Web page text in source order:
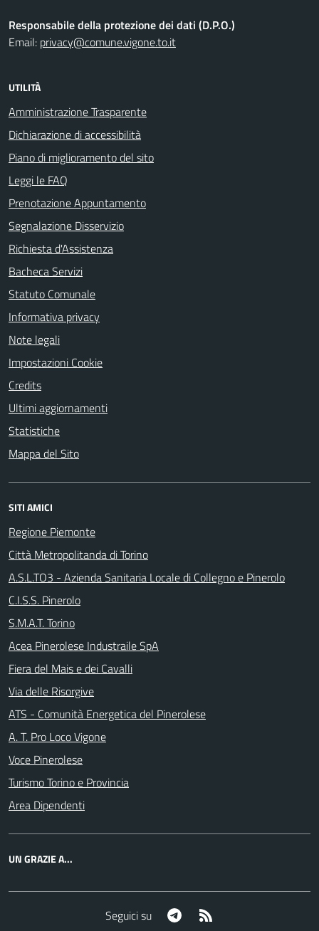
Responsabile della protezione dei dati (D.P.O.)
Email: privacy@comune.vigone.to.it
UTILITÀ
Amministrazione Trasparente
Dichiarazione di accessibilità
Piano di miglioramento del sito
Leggi le FAQ
Prenotazione Appuntamento
Segnalazione Disservizio
Richiesta d'Assistenza
Bacheca Servizi
Statuto Comunale
Informativa privacy
Note legali
Impostazioni Cookie
Credits
Ultimi aggiornamenti
Statistiche
Mappa del Sito
SITI AMICI
Regione Piemonte
Città Metropolitanda di Torino
A.S.L.TO3 - Azienda Sanitaria Locale di Collegno e Pinerolo
C.I.S.S. Pinerolo
S.M.A.T. Torino
Acea Pinerolese Industraile SpA
Fiera del Mais e dei Cavalli
Via delle Risorgive
ATS - Comunità Energetica del Pinerolese
A. T. Pro Loco Vigone
Voce Pinerolese
Turismo Torino e Provincia
Area Dipendenti
UN GRAZIE A...
Seguici su Telegram